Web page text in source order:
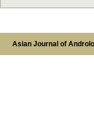
Asian Journal of